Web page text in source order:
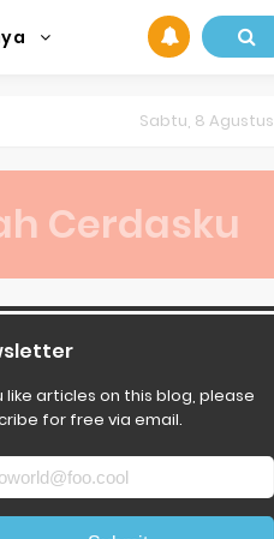
Sabtu, 8 Agustus
Cerdasku
like articles on this blog, please
for free via email.